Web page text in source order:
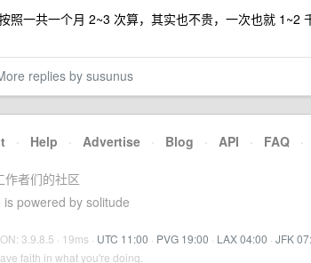
照一共一个月 2~3 次算，其实也不贵，一次也就 1~2
replies by susunus
· Help · Advertise · Blog · API · FAQ ·
作者们的社区
is powered by solitude
3.9.8.5 · 19ms · UTC 11:00 · PVG 19:00 · LAX 04:00 · JFK
faith in what you're doing.